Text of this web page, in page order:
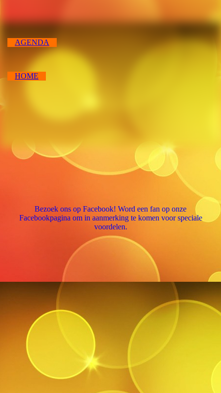
AGENDA
HOME
Bezoek ons op Facebook! Word een fan op onze
Facebookpagina om in aanmerking te komen voor speciale
voordelen.